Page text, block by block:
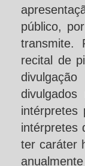
público,
transmite.
recital de
intérpretes
intérpretes
ter caráter